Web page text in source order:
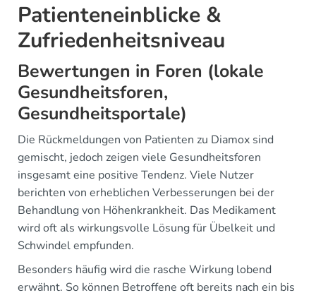
Patienteneinblicke &
Zufriedenheitsniveau
Bewertungen in Foren (lokale
Gesundheitsforen,
Gesundheitsportale)
Die Rückmeldungen von Patienten zu Diamox sind
gemischt, jedoch zeigen viele Gesundheitsforen
insgesamt eine positive Tendenz. Viele Nutzer
berichten von erheblichen Verbesserungen bei der
Behandlung von Höhenkrankheit. Das Medikament
wird oft als wirkungsvolle Lösung für Übelkeit und
Schwindel empfunden.
Besonders häufig wird die rasche Wirkung lobend
erwähnt. So können Betroffene oft bereits nach ein bis